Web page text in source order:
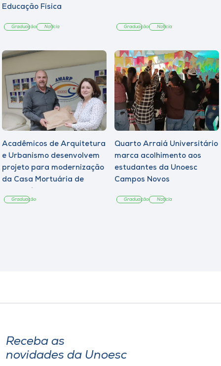
Educação Física
Graduação Notícia Graduação Notícia
Acadêmicos de Arquitetura
e Urbanismo desenvolvem
projeto para modernização
da Casa Mortuária de
Graduação
Quarto Arraiá Universitário
marca acolhimento aos
estudantes da Unoesc
Campos Novos
Graduação Notícia
Receba as
novidades da Unoesc